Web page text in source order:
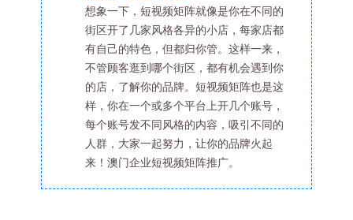
想象一下，短视频矩阵就像是你在不同的
街区开了几家风格各异的小店，每家店都
有自己的特色，但都归你管。这样一来，
不管顾客逛到哪个街区，都有机会遇到你
的店，了解你的品牌。短视频矩阵也是这
样，你在一个或多个平台上开几个账号，
每个账号发不同风格的内容，吸引不同的
人群，大家一起努力，让你的品牌火起
来！澳门企业短视频矩阵推广。